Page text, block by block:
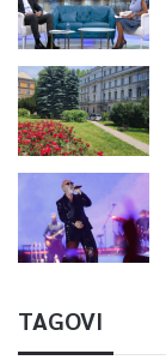
TAGOVI